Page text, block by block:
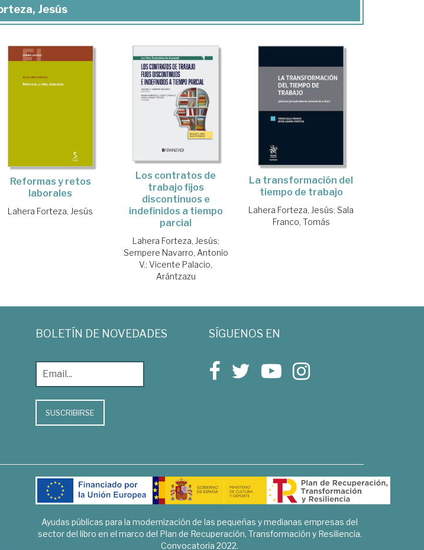
Jesús
Reformas y retos
laborales
Lahera Forteza, Jesús
Los contratos de
trabajo fijos
discontinuos e
indefinidos a tiempo
parcial
Lahera Forteza, Jesús;
Sempere Navarro, Antonio
V.;Vicente Palacio,
Arántzazu
La transformación del
tiempo de trabajo
Lahera Forteza, Jesús; Sala
Franco, Tomás
BOLETÍN DE NOVEDADES
SUSCRIBIRSE
SÍGUENOS EN
Ayudas públicas para la modernización de las pequeñas y medianas empresas del
sector del libro en el marco del Plan de Recuperación, Transformación y Resiliencia.
Convocatoria 2022.